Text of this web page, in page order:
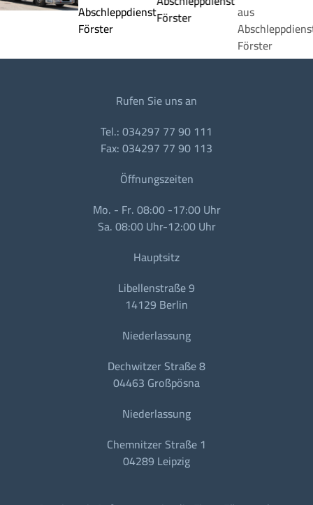
Rufen Sie uns an
Tel.: 034297 77 90 111
Fax: 034297 77 90 113
Öffnungszeiten
Mo. - Fr. 08:00 -17:00 Uhr
Sa. 08:00 Uhr-12:00 Uhr
Hauptsitz
Libellenstraße 9
14129 Berlin
Niederlassung
Dechwitzer Straße 8
04463 Großpösna
Niederlassung
Chemnitzer Straße 1
04289 Leipzig